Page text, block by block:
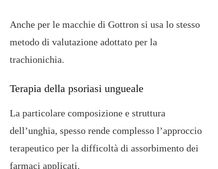
Anche per le macchie di Gottron si usa lo stesso
metodo di valutazione adottato per la
trachionichia.
Terapia della psoriasi ungueale
La particolare composizione e struttura
dell’unghia, spesso rende complesso l’approccio
terapeutico per la difficoltà di assorbimento dei
farmaci applicati.